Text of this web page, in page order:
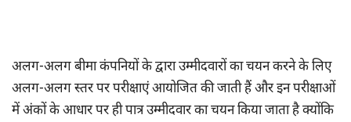
अलग-अलग बीमा कंपनियों के द्वारा उम्मीदवारों का चयन करने के लिए
अलग-अलग स्तर पर परीक्षाएं आयोजित की जाती हैं और इन परीक्षाओं
में अंकों के आधार पर ही पात्र उम्मीदवार का चयन किया जाता है क्योंकि